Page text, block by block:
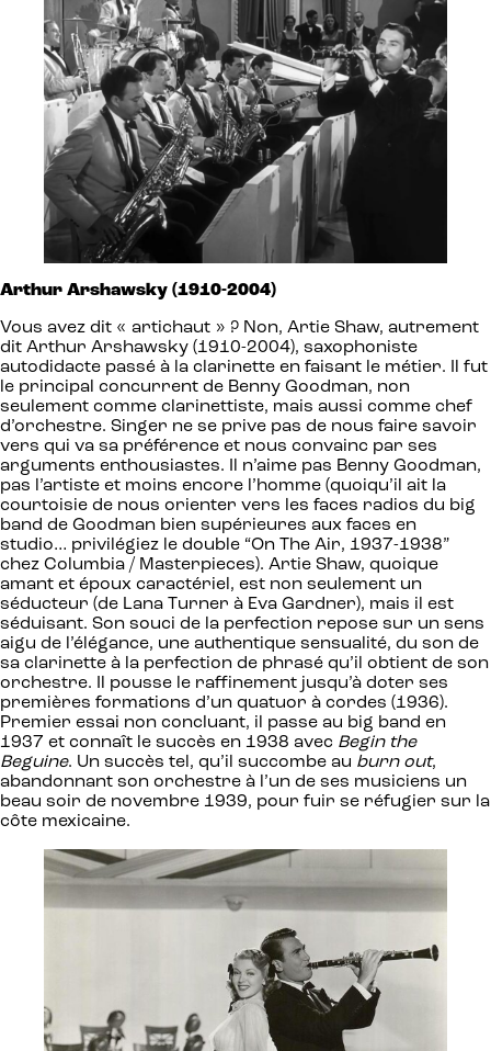
Arthur Arshawsky (1910-2004)
Vous avez dit « artichaut » ? Non, Artie Shaw, autrement
dit Arthur Arshawsky (1910-2004), saxophoniste
autodidacte passé à la clarinette en faisant le métier. Il fut
le principal concurrent de Benny Goodman, non
seulement comme clarinettiste, mais aussi comme chef
d’orchestre. Singer ne se prive pas de nous faire savoir
vers qui va sa préférence et nous convainc par ses
arguments enthousiastes. Il n’aime pas Benny Goodman,
pas l’artiste et moins encore l’homme (quoiqu’il ait la
courtoisie de nous orienter vers les faces radios du big
band de Goodman bien supérieures aux faces en
studio… privilégiez le double “On The Air, 1937-1938”
chez Columbia / Masterpieces). Artie Shaw, quoique
amant et époux caractériel, est non seulement un
séducteur (de Lana Turner à Eva Gardner), mais il est
séduisant. Son souci de la perfection repose sur un sens
aigu de l’élégance, une authentique sensualité, du son de
sa clarinette à la perfection de phrasé qu’il obtient de son
orchestre. Il pousse le raffinement jusqu’à doter ses
premières formations d’un quatuor à cordes (1936).
Premier essai non concluant, il passe au big band en
1937 et connaît le succès en 1938 avec Begin the
Beguine. Un succès tel, qu’il succombe au burn out,
abandonnant son orchestre à l’un de ses musiciens un
beau soir de novembre 1939, pour fuir se réfugier sur la
côte mexicaine.